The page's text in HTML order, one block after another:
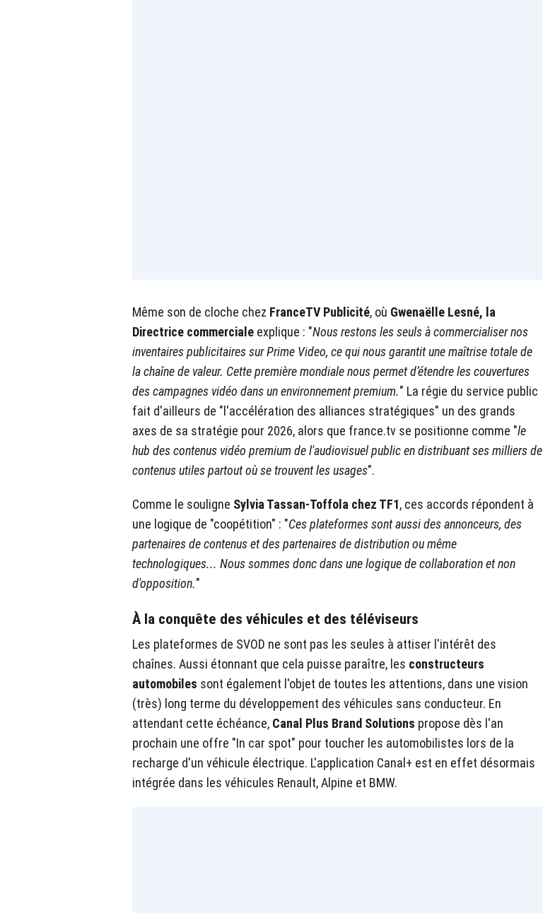
Même son de cloche chez FranceTV Publicité, où Gwenaëlle Lesné, la
Directrice commerciale explique : "Nous restons les seuls à commercialiser nos
inventaires publicitaires sur Prime Video, ce qui nous garantit une maîtrise totale de
la chaîne de valeur. Cette première mondiale nous permet d’étendre les couvertures
des campagnes vidéo dans un environnement premium." La régie du service public
fait d'ailleurs de "l'accélération des alliances stratégiques" un des grands
axes de sa stratégie pour 2026, alors que france.tv se positionne comme "le
hub des contenus vidéo premium de l'audiovisuel public en distribuant ses milliers de
contenus utiles partout où se trouvent les usages".
Comme le souligne Sylvia Tassan-Toffola chez TF1, ces accords répondent à
une logique de "coopétition" : "Ces plateformes sont aussi des annonceurs, des
partenaires de contenus et des partenaires de distribution ou même
technologiques... Nous sommes donc dans une logique de collaboration et non
d'opposition."
À la conquête des véhicules et des téléviseurs
Les plateformes de SVOD ne sont pas les seules à attiser l'intérêt des
chaînes. Aussi étonnant que cela puisse paraître, les constructeurs
automobiles sont également l'objet de toutes les attentions, dans une vision
(très) long terme du développement des véhicules sans conducteur. En
attendant cette échéance, Canal Plus Brand Solutions propose dès l'an
prochain une offre "In car spot" pour toucher les automobilistes lors de la
recharge d'un véhicule électrique. L'application Canal+ est en effet désormais
intégrée dans les véhicules Renault, Alpine et BMW.